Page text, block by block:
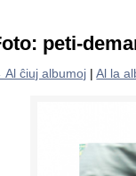
peti-
Al ĉiuj albumoj |Al la